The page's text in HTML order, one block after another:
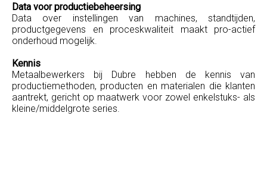
Data voor productiebeheersing
Data over instellingen van machines, standtijden,
productgegevens en proceskwaliteit maakt pro-actief
onderhoud mogelijk.
Kennis
Metaalbewerkers bij Dubre hebben de kennis van
productiemethoden, producten en materialen die klanten
aantrekt, gericht op maatwerk voor zowel enkelstuks- als
kleine/middelgrote series.